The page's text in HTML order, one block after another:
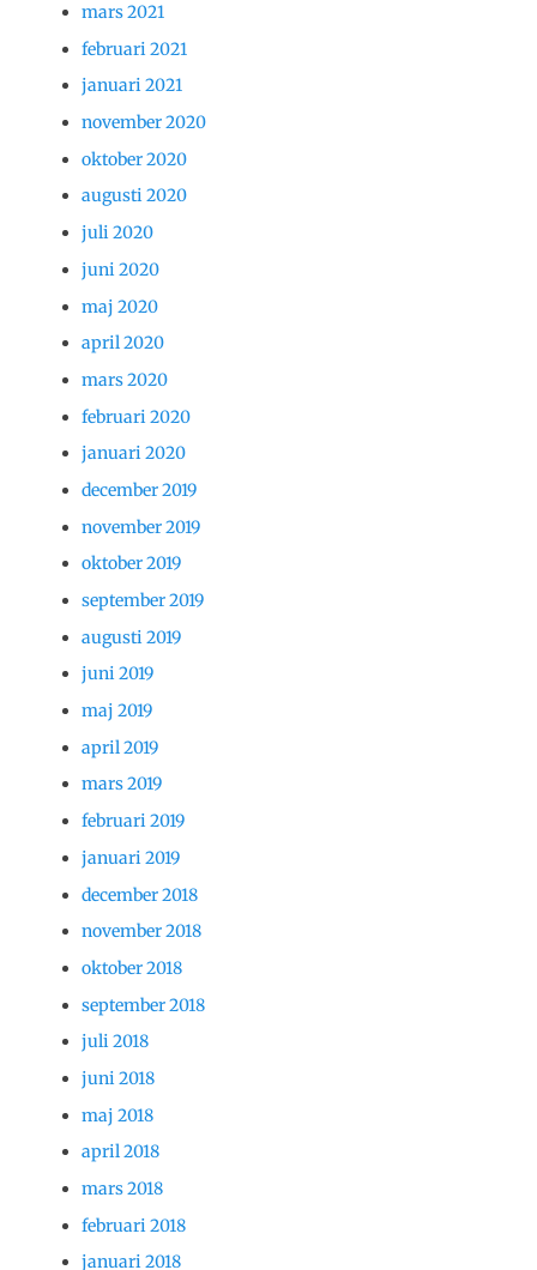
mars 2021
februari 2021
januari 2021
november 2020
oktober 2020
augusti 2020
juli 2020
juni 2020
maj 2020
april 2020
mars 2020
februari 2020
januari 2020
december 2019
november 2019
oktober 2019
september 2019
augusti 2019
juni 2019
maj 2019
april 2019
mars 2019
februari 2019
januari 2019
december 2018
november 2018
oktober 2018
september 2018
juli 2018
juni 2018
maj 2018
april 2018
mars 2018
februari 2018
januari 2018